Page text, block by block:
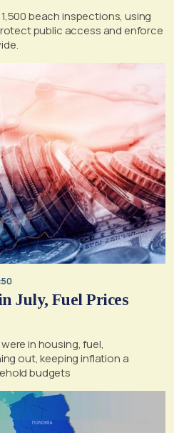
beach inspections, using
public access and enforce
July, Fuel Prices
in housing, fuel,
out, keeping inflation a
budgets